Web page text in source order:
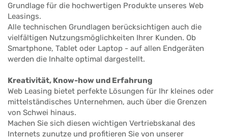
Grundlage für die hochwertigen Produkte unseres Web
Leasings.
Alle technischen Grundlagen berücksichtigen auch die
vielfältigen Nutzungsmöglichkeiten Ihrer Kunden. Ob
Smartphone, Tablet oder Laptop - auf allen Endgeräten
werden die Inhalte optimal dargestellt.
Kreativität, Know-how und Erfahrung
Web Leasing bietet perfekte Lösungen für Ihr kleines oder
mittelständisches Unternehmen, auch über die Grenzen
von Schwei hinaus.
Machen Sie sich diesen wichtigen Vertriebskanal des
Internets zunutze und profitieren Sie von unserer